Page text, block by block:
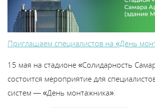
Приглашаем специалистов на «День
15 мая на стадионе «Солидарность
состоится мероприятие для
систем — «День монтажника».